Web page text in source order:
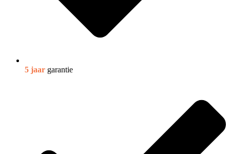
5 jaar garantie